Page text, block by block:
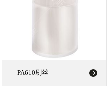
PA610刷丝